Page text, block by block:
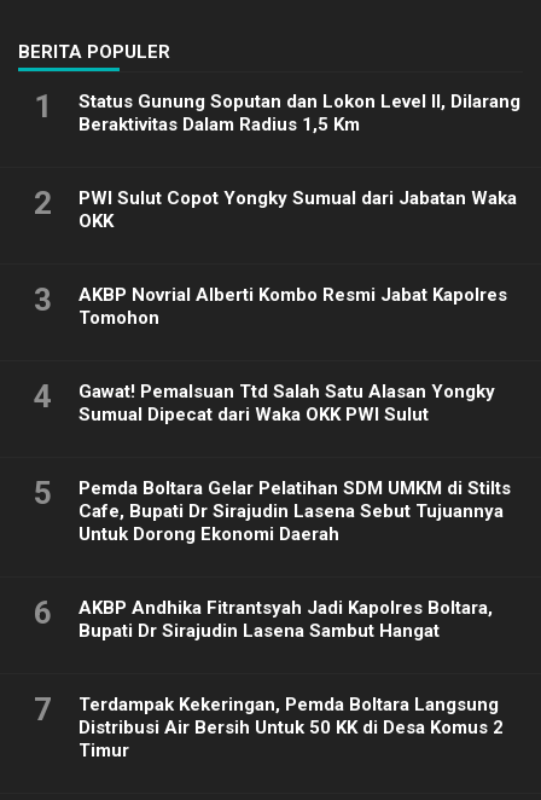
BERITA POPULER
1
Status Gunung Soputan dan Lokon Level II, Dilarang
Beraktivitas Dalam Radius 1,5 Km
2
PWI Sulut Copot Yongky Sumual dari Jabatan Waka
OKK
3
AKBP Novrial Alberti Kombo Resmi Jabat Kapolres
Tomohon
4
Gawat! Pemalsuan Ttd Salah Satu Alasan Yongky
Sumual Dipecat dari Waka OKK PWI Sulut
5
Pemda Boltara Gelar Pelatihan SDM UMKM di Stilts
Cafe, Bupati Dr Sirajudin Lasena Sebut Tujuannya
Untuk Dorong Ekonomi Daerah
6
AKBP Andhika Fitrantsyah Jadi Kapolres Boltara,
Bupati Dr Sirajudin Lasena Sambut Hangat
7
Terdampak Kekeringan, Pemda Boltara Langsung
Distribusi Air Bersih Untuk 50 KK di Desa Komus 2
Timur